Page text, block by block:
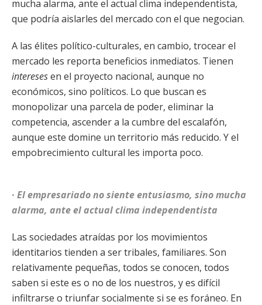
mucha alarma, ante el actual clima independentista,
que podría aislarles del mercado con el que negocian.
A las élites político-culturales, en cambio, trocear el
mercado les reporta beneficios inmediatos. Tienen
interesesen el proyecto nacional, aunque no
económicos, sino políticos. Lo que buscan es
monopolizar una parcela de poder, eliminar la
competencia, ascender a la cumbre del escalafón,
aunque este domine un territorio más reducido. Y el
empobrecimiento cultural les importa poco.
· El empresariado no siente entusiasmo, sino mucha
alarma, ante el actual clima independentista
Las sociedades atraídas por los movimientos
identitarios tienden a ser tribales, familiares. Son
relativamente pequeñas, todos se conocen, todos
saben si este es o no de los nuestros, y es difícil
infiltrarse o triunfar socialmente si se es foráneo. En